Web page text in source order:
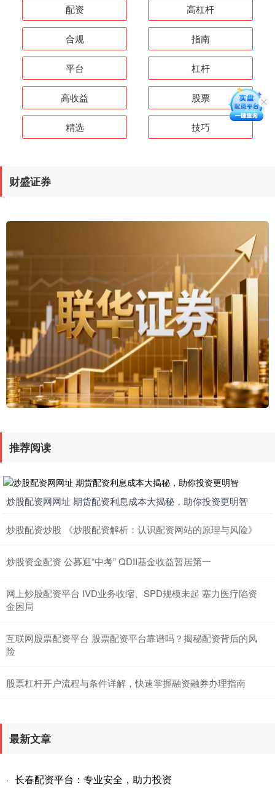
配资 高杠杆
合规 指南
平台 杠杆
高收益 股票
精选 技巧
财盛证券
推荐阅读
炒股配资网网址 期货配资利息成本大揭秘，助你投资更明智
炒股配资炒股 《炒股配资解析：认识配资网站的原理与风险》
炒股资金配资 公募迎“中考” QDII基金收益暂居第一
网上炒股配资平台 IVD业务收缩、SPD规模未起 塞力医疗陷资
金困局
互联网股票配资平台 股票配资平台靠谱吗？揭秘配资背后的风
险
股票杠杆开户流程与条件详解，快速掌握融资融券办理指南
最新文章
· 长春配资平台：专业安全，助力投资